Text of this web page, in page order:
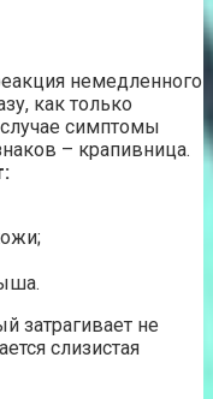
немедленного
как только
симптомы
– крапивница.
затрагивает не
слизистая